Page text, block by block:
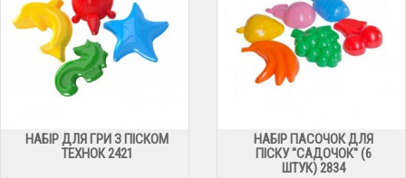
НАБІР ДЛЯ ГРИ З ПІСКОМ
ТЕХНОК 2421
НАБІР ПАСОЧОК ДЛЯ
ПІСКУ "САДОЧОК" (6
ШТУК) 2834